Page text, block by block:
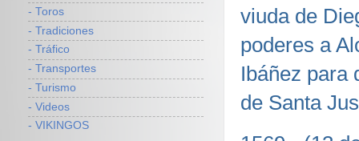
viuda de
poderes a
Ibáñez para
de Santa
- Toros
- Tradiciones
- Tráfico
- Transportes
- Turismo
- Videos
- VIKINGOS